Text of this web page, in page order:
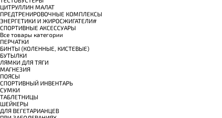
ЦИТРУЛЛИН МАЛАТ
ПРЕДТРЕНИРОВОЧНЫЕ КОМПЛЕКСЫ
ЭНЕРГЕТИКИ И ЖИРОСЖИГАТЕЛИ#
СПОРТИВНЫЕ АКСЕССУАРЫ
Все товары категории
ПЕРЧАТКИ
БИНТЫ (КОЛЕННЫЕ, КИСТЕВЫЕ)
БУТЫЛКИ
ЛЯМКИ ДЛЯ ТЯГИ
МАГНЕЗИЯ
ПОЯСЫ
СПОРТИВНЫЙ ИНВЕНТАРЬ
СУМКИ
ТАБЛЕТНИЦЫ
ШЕЙКЕРЫ
ДЛЯ ВЕГЕТАРИАНЦЕВ